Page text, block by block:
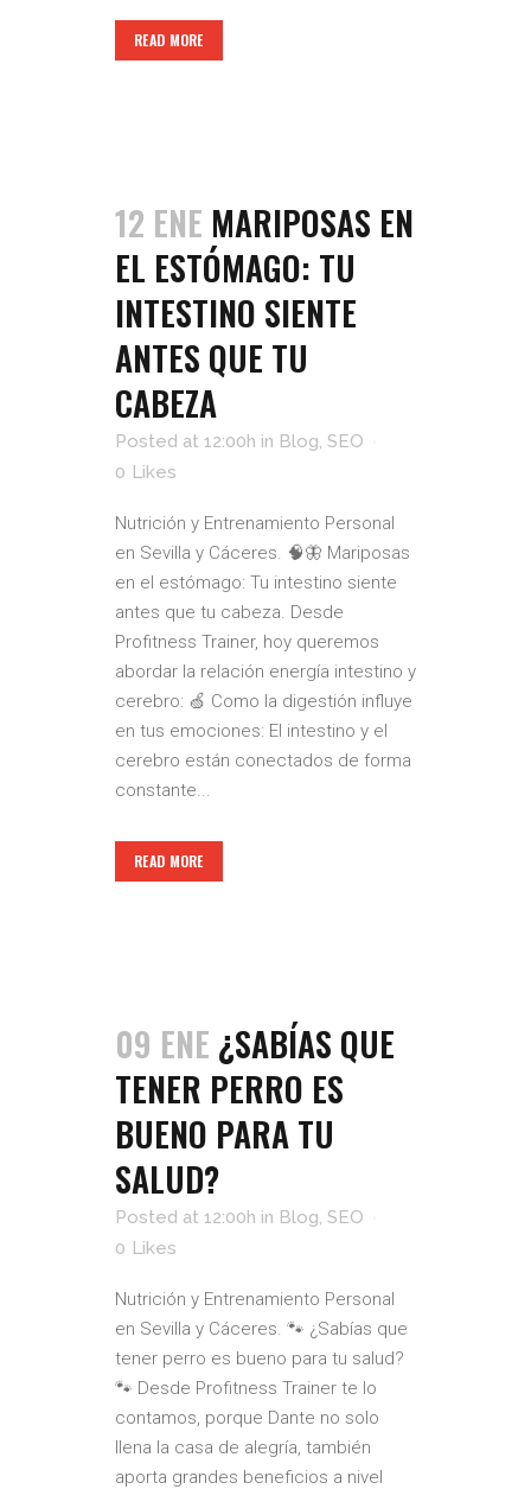
READ MORE
12 ENE MARIPOSAS EN
EL ESTÓMAGO: TU
INTESTINO SIENTE
ANTES QUE TU
CABEZA
Posted at 12:00h in Blog, SEO
0 Likes
Nutrición y Entrenamiento Personal
en Sevilla y Cáceres. 🧠🦋 Mariposas
en el estómago: Tu intestino siente
antes que tu cabeza. Desde
Profitness Trainer, hoy queremos
abordar la relación energía intestino y
cerebro: 🍏 Como la digestión influye
en tus emociones: El intestino y el
cerebro están conectados de forma
constante...
READ MORE
09 ENE ¿SABÍAS QUE
TENER PERRO ES
BUENO PARA TU
SALUD?
Posted at 12:00h in Blog, SEO
0 Likes
Nutrición y Entrenamiento Personal
en Sevilla y Cáceres. 🐾 ¿Sabías que
tener perro es bueno para tu salud?
🐾 Desde Profitness Trainer te lo
contamos, porque Dante no solo
llena la casa de alegría, también
aporta grandes beneficios a nivel